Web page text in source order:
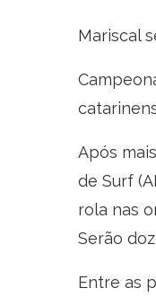
Mariscal
Após
de Surf
rola nas
Serão
Entre as